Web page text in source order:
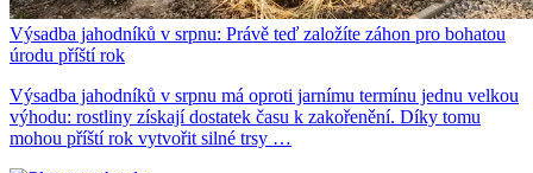
Výsadba jahodníků v srpnu: Právě teď založíte záhon pro bohatou
úrodu příští rok
Výsadba jahodníků v srpnu má oproti jarnímu termínu jednu velkou
výhodu: rostliny získají dostatek času k zakořenění. Díky tomu
mohou příští rok vytvořit silné trsy …